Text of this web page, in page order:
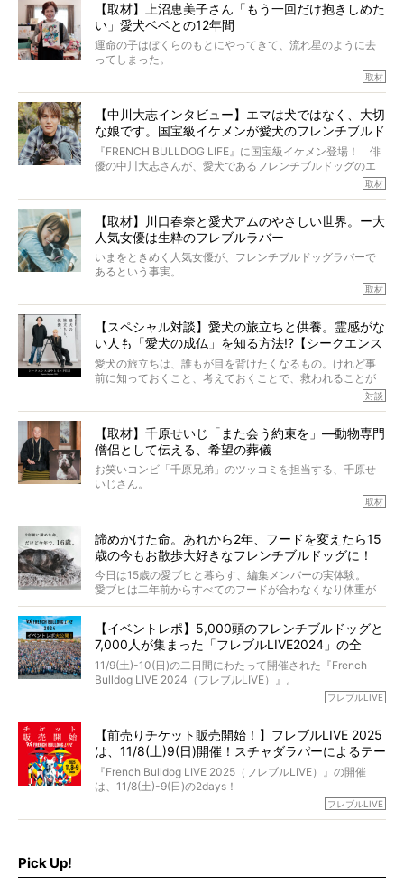
ところが、フレンチブルドッグの桃太郎は9歳で脳腫瘍を発
症し、なんと4年7ヶ月間も生き抜いたのです。旅立ったと
きの年齢は13歳と11ヶ月、レジェンド級のレジェンドでし
た。さらには、治療後3年間は一度も発作が起きなかったと
いいます。
この事実はフレンチブルドッグだけでなく、脳腫瘍と闘う
太郎のオーナーである佐藤さんご夫婦に、治療の選択やケ
アについて詳しくお話しをうかがいました。
【取材】上沼恵美子さん「もう一回だけ抱きしめた
い」愛犬ベベとの12年間
運命の子はぼくらのもとにやってきて、流れ星のように去
ってしまった。
り添いたいと思う。
その悲しみをいますぐ解消することはできないが、話をき
いて、泣いたり笑ったりするのもいいだろう。
こんな子だった、こんなにいい子だった、ほんとうに愛し
ていたと。
ぼくらは上沼恵美子さんのご自宅へ伺って、お話をきこう
と思った。
取材
【中川大志インタビュー】エマは犬ではなく、大切
な娘です。国宝級イケメンが愛犬のフレンチブルド
ッグと一緒に登場
『FRENCH BULLDOG LIFE』に国宝級イケメン登場！ 俳
優の中川大志さんが、愛犬であるフレンチブルドッグのエ
マちゃん（2歳の女の子）にメロメロとの情報を聞きつけ、
カエピソードが次から次へと飛び出しました。
取材
【取材】川口春奈と愛犬アムのやさしい世界。ー大
人気女優は生粋のフレブルラバー
いまをときめく人気女優が、フレンチブルドッグラバーで
あるという事実。
とりを目の当たりにするほどに、そのフレンチブルドッグ
愛がわたしたちのそれとまったく同じであることに、なん
だかうれしくなってしまったのでした。
春奈さんとアムちゃんのすてきな暮らしを、BUHI編集長の
小西がいつくしみながら、切り取らせていただきます。
取材
【スペシャル対談】愛犬の旅立ちと供養。霊感がな
い人も「愛犬の成仏」を知る方法!?【シークエンス
はやとも×PELI】
愛犬の旅立ちは、誰もが目を背けたくなるもの。けれど事
前に知っておくこと、考えておくことで、救われることが
力をもつお笑い芸人「シークエンスはやとも」さんに、愛
犬の旅立ちや供養についてインタビュー。
インタビュアー兼対談相手は、大の犬好きで心霊分野の知
識にも長けているPELIさん。
「愛犬が旅立ったあと、ベッドやおもちゃはどうすればい
くれる？」
さらには、霊感がない人でも愛犬が成仏したことを知る方
法まで。
お笑い芸人だからこそ暗くなりすぎない、むしろ心がスッ
と軽くなる。
永久保存版のスペシャル対談です！
対談
【取材】千原せいじ「また会う約束を」―動物専門
僧侶として伝える、希望の葬儀
お笑いコンビ「千原兄弟」のツッコミを担当する、千原せ
いじさん。
た。
僧侶としての名は「靖賢（せいけん）」。
当時54歳という年齢にして、なぜ動物専門僧侶という道を
選んだのか。
また、愛犬の旅立ちとどのように向き合うべきなのか。
た。
取材
諦めかけた命。あれから2年、フードを変えたら15
歳の今もお散歩大好きなフレンチブルドッグに！
今日は15歳の愛ブヒと暮らす、編集メンバーの実体験。
愛ブヒは二年前からすべてのフードが合わなくなり体重が
激減。検査をしても異常はなく「年齢のせいですね…」と言
もう諦めるしかないのかな…そんなとき、我が家に届いたの
が「THE fu-do(ザ・フード)」の試食品でした。
そして「THE fu-do(ザ・フード)」を食べつづけて二年、愛
ブヒは15歳になり、今も元気にお散歩をしています。
今回は、二年前の絶望から今までを包み隠さず、時系列で
【イベントレポ】5,000頭のフレンチブルドッグと
7,000人が集まった「フレブルLIVE2024」の全
貌！
11/9(土)-10(日)の二日間にわたって開催された『French
Bulldog LIVE 2024（フレブルLIVE）』。
今年はのべ5,000頭のフレンチブルドッグと7,000人のフレ
day1の司会はフレブルラバーのロッチさん。day2の音楽フ
ェスには世代ど真ん中のPUFFYが出演するなど、例年以上
に豪華なラインナップ。
北は北海道、南は鹿児島県から。全国のフレンチブルドッ
グが一堂に会した「フレブルLIVE2024」の模様を、詳しく
フレブルLIVE
【前売りチケット販売開始！】フレブルLIVE 2025
は、11/8(土)9(日)開催！スチャダラパーによるテー
マソング制作も決定
『French Bulldog LIVE 2025（フレブルLIVE）』の開催
は、11/8(土)-9(日)の2days！
お得な前売りチケット、いよいよ販売スタートです！フレブルLIVE
Pick Up!